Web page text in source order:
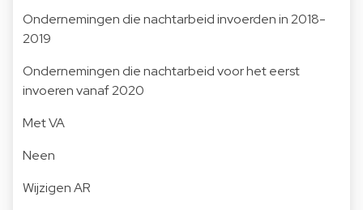
Ondernemingen die nachtarbeid invoerden in 2018-
2019
Ondernemingen die nachtarbeid voor het eerst
invoeren vanaf 2020
Met VA
Neen
Wijzigen AR